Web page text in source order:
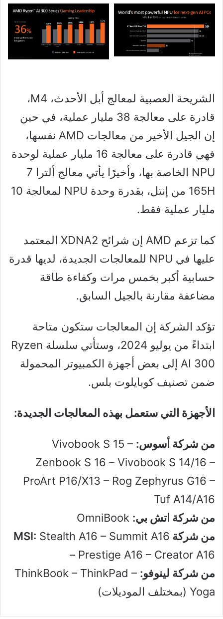
الشريحة العصبية لمعالج أبل الأحدث، M4،
قادرة على معالجة 38 مليار عملية، في حين
إن الجيل الأخير من معالجات AMD نفسها،
فهي قادرة على معالجة 16 مليار عملية لوحدة
NPU الخاصة بها، وأخيرًا يأتي معالج ألترا 7
165H من إنتل، بقدرة وحدة NPU لمعالجة 10
مليار عملية فقط.
كما تزعم AMD إن شرائح XDNA2 المعتمد
عليها في NPU للمعالجات الجديدة، لديها قدرة
حسابية أكبر بخمس مرات وكفاءة طاقة
مضاعفة مقارنة بالجيل السابق.
تؤكد الشركة إن المعالجات ستكون متاحة
ابتداءً من يوليو 2024، وستأتي سلسلة Ryzen
AI 300 إلى بعض أجهزة الكمبيوتر المحمولة
ضمن تصنيف كوبايلوت بلس.
الأجهزة التي ستعمل بهذه المعالجات الجديدة:
من شركة أسوس: Vivobook S 15 –
Zenbook S 16 – Vivobook S 14/16 –
ProArt P16/X13 – Rog Zephyrus G16 –
Tuf A14/A16
من شركة اتش بي:
من شركة MSI: Stealth A16 – Summit A16
– Prestige A16 – Creator A16
من شركة لينوفو: ThinkBook – ThinkPad –
Yoga (بمختلف الموديلات)